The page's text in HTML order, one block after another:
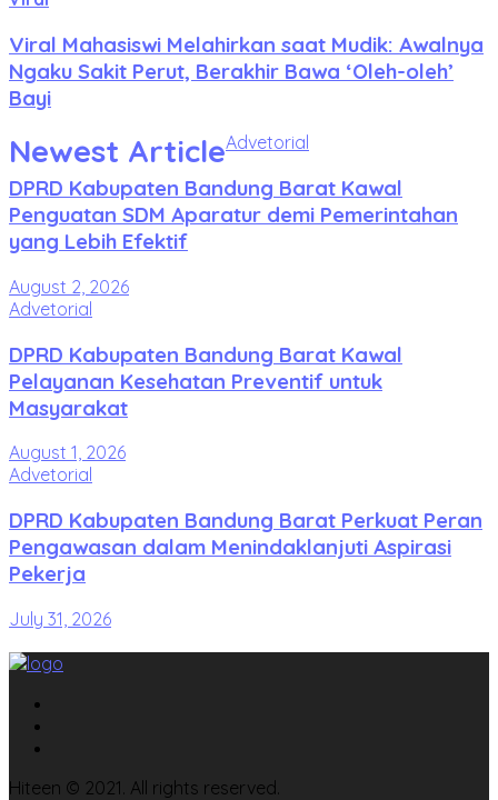
Viral Mahasiswi Melahirkan saat Mudik: Awalnya
Ngaku Sakit Perut, Berakhir Bawa ‘Oleh-oleh’
Bayi
Newest ArticleAdvetorial
DPRD Kabupaten Bandung Barat Kawal
Penguatan SDM Aparatur demi Pemerintahan
yang Lebih Efektif
August 2, 2026
Advetorial
DPRD Kabupaten Bandung Barat Kawal
Pelayanan Kesehatan Preventif untuk
Masyarakat
August 1, 2026
Advetorial
DPRD Kabupaten Bandung Barat Perkuat Peran
Pengawasan dalam Menindaklanjuti Aspirasi
Pekerja
July 31, 2026
Hiteen © 2021. All rights reserved.